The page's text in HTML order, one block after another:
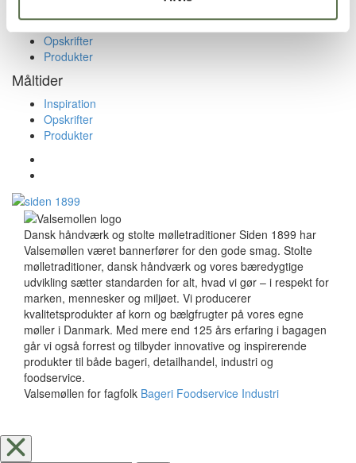
Inspiration
Opskrifter
Produkter
Måltider
Inspiration
Opskrifter
Produkter
Dansk håndværk og stolte mølletraditioner Siden 1899 har
Valsemøllen været bannerfører for den gode smag. Stolte
mølletraditioner, dansk håndværk og vores bæredygtige
udvikling sætter standarden for alt, hvad vi gør – i respekt for
marken, mennesker og miljøet. Vi producerer
kvalitetsprodukter af korn og bælgfrugter på vores egne
møller i Danmark. Med mere end 125 års erfaring i bagagen
går vi også forrest og tilbyder innovative og inspirerende
produkter til både bageri, detailhandel, industri og
foodservice.
Valsemøllen for fagfolk Bageri Foodservice Industri